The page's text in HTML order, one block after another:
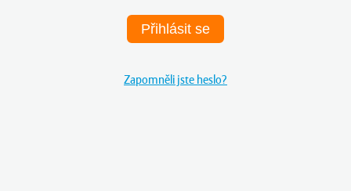
Přihlásit se
Zapomněli jste heslo?